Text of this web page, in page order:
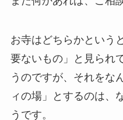
お寺はどちらかという
要ないもの」と見られ
うのですが、それをな
ィの場」とするのは、
うです。